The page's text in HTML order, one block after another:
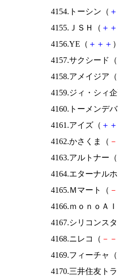
4154.トーシン（ ＋
4155.ＪＳＨ（ ＋ ＋
4156.YE（ ＋ ＋ ＋
4157.サクシード（
4158.アメイジア（
4159.ジィ・シィ
4160.トーメンデ
4161.アイズ（ ＋ ＋
4162.かさくま（ －
4163.アルトナー（
4164.エターナル
4165.Ｍマート（ －
4166.ｍｏｎｏＡ
4167.シリコンス
4168.ニレコ（ － －
4169.フィーチャ（
4170.三井住友ト